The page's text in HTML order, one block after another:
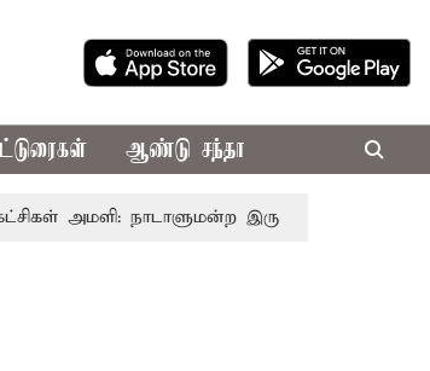
ஆண்டு சந்தா
நாடாளுமன்ற இரு அவைகளும்